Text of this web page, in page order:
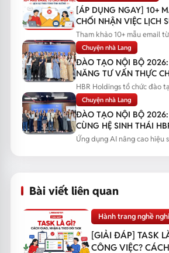
[ÁP DỤNG NGAY] 10+
CHỐI NHẬN VIỆC LỊCH
TÌNH HUỐNG
Tham khảo 10+ mẫu email
theo từng tình huống...
Chuyện nhà Lang
ĐÀO TẠO NỘI BỘ
NĂNG TƯ VẤN THỰC
SALES
HBR Holdings tổ chức đào
năng tư vấn thực chiến...
Chuyện nhà Lang
ĐÀO TẠO NỘI BỘ 2026:
CÙNG HỆ SINH THÁI
NÂNG CAO NĂNG LỰC
Ứng dụng AI nâng cao hiệu
Bài viết liên quan
Hành trang nghề
[GIẢI ĐÁP] TASK
CÔNG VIỆC?